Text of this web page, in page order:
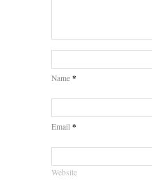
Name *
Email *
Website